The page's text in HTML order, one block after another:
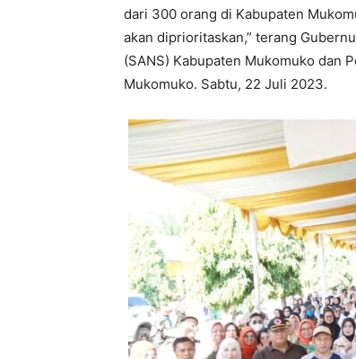
dari 300 orang di Kabupaten
akan diprioritaskan,” terang
(SANS) Kabupaten Mukomuko dan
Mukomuko. Sabtu, 22 Juli 2023.